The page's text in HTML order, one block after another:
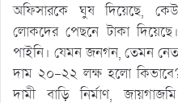
অফিসারকে ঘুষ দিয়েছে,
লোকদের পেছনে টাকা
পাইনি। যেমন জনগন, তেমন
দাম ২০-২২ লক্ষ হলো
দামী বাড়ি নির্মাণ,